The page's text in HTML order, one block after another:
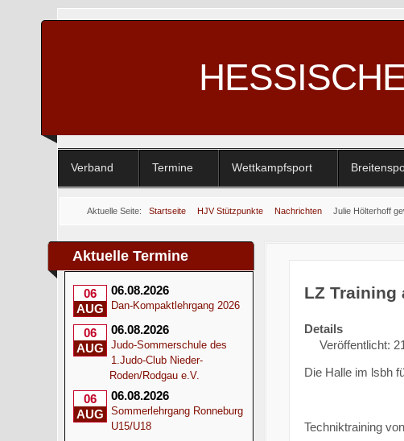
Verband Termine Wettkampfsport
Aktuelle Seite:Startseite HJV Stützpunkte Nachrichten Julie Hölterhoff
Aktuelle Termine
06
AUG
06.08.2026
Dan-Kompaktlehrgang 2026
06
AUG
06.08.2026
Judo-Sommerschule des
1.Judo-Club Nieder-
Roden/Rodgau e.V.
06
AUG
06.08.2026
Sommerlehrgang Ronneburg
U15/U18
LZ Training
Details
Veröffentlicht:
Die Halle im lsbh
Techniktraining